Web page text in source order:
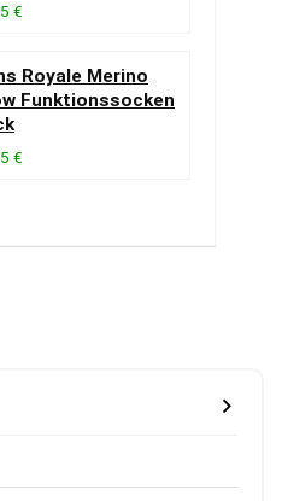
€
Royale Merino
Funktionssocken
€